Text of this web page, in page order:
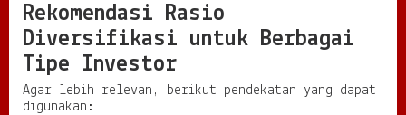
Rekomendasi Rasio
Diversifikasi untuk Berbagai
Tipe Investor
Agar lebih relevan, berikut pendekatan yang dapat
digunakan: